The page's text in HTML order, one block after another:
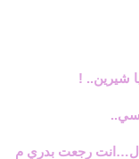
شيرين.. !
رجعت بدري م